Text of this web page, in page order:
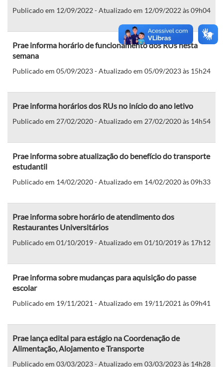
Publicado em 12/09/2022 - Atualizado em 12/09/2022 às 09h04
Prae informa horário de funcionamento dos RUs nesta
semana
Publicado em 05/09/2023 - Atualizado em 05/09/2023 às 15h24
Prae informa horários dos RUs no início do ano letivo
Publicado em 27/02/2020 - Atualizado em 27/02/2020 às 14h54
Prae informa sobre atualização do benefício do transporte
estudantil
Publicado em 14/02/2020 - Atualizado em 14/02/2020 às 09h33
Prae informa sobre horário de atendimento dos
Restaurantes Universitários
Publicado em 01/10/2019 - Atualizado em 01/10/2019 às 17h12
Prae informa sobre mudanças para aquisição do passe
escolar
Publicado em 19/11/2021 - Atualizado em 19/11/2021 às 09h41
Prae lança edital para estágio na Coordenação de
Alimentação, Alojamento e Transporte
Publicado em 03/03/2023 - Atualizado em 03/03/2023 às 14h28